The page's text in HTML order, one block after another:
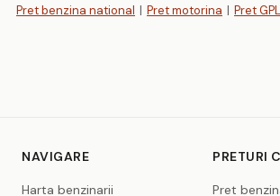
Pret benzina national | Pret motorina | Pret GPL
NAVIGARE
Harta benzinarii
PRETURI
Pret